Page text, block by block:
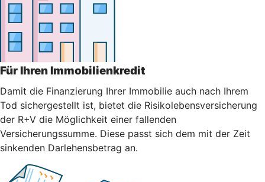
Für Ihren Immobilienkredit
Damit die Finanzierung Ihrer Immobilie auch nach Ihrem
Tod sichergestellt ist, bietet die Risikolebensversicherung
der R+V die Möglichkeit einer fallenden
Versicherungssumme. Diese passt sich dem mit der Zeit
sinkenden Darlehensbetrag an.